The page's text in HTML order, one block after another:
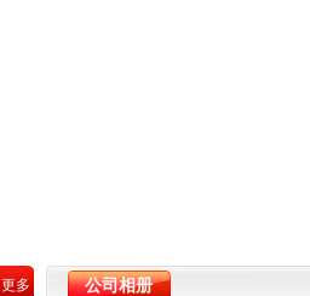
更多 公司相册